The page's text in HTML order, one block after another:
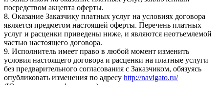
посредством акцепта оферты.
8. Оказание Заказчику платных услуг на условиях договора
является предметом настоящей оферты. Перечень платных
услуг и расценки приведены ниже, и являются неотъемлемой
частью настоящего договора.
9. Исполнитель имеет право в любой момент изменить
условия настоящего договора и расценки на платные услуги
без предварительного согласования с Заказчиком, обязуясь
опубликовать изменения по адресу http://navigato.ru/